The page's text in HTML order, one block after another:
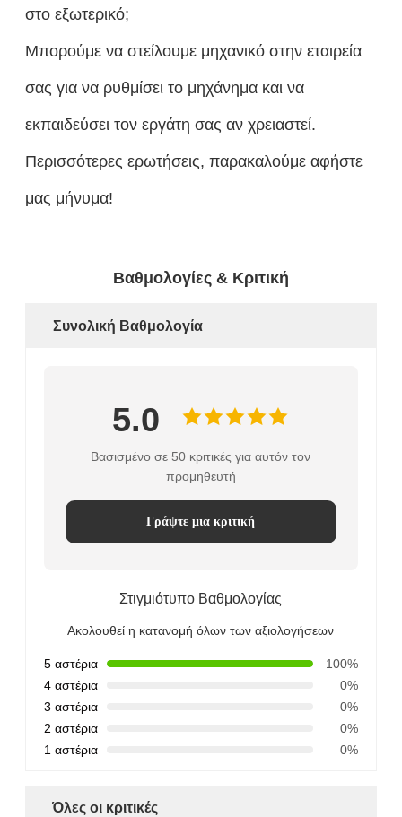
στο εξωτερικό;
Μπορούμε να στείλουμε μηχανικό στην εταιρεία
σας για να ρυθμίσει το μηχάνημα και να
εκπαιδεύσει τον εργάτη σας αν χρειαστεί.
Περισσότερες ερωτήσεις, παρακαλούμε αφήστε
μας μήνυμα!
Βαθμολογίες & Κριτική
Συνολική Βαθμολογία
5.0
Βασισμένο σε 50 κριτικές για αυτόν τον
προμηθευτή
Γράψτε μια κριτική
Στιγμιότυπο Βαθμολογίας
Ακολουθεί η κατανομή όλων των αξιολογήσεων
5 αστέρια
100%
4 αστέρια
0%
3 αστέρια
0%
2 αστέρια
0%
1 αστέρια
0%
Όλες οι κριτικές